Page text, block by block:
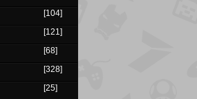
[104]
[121]
[68]
[328]
[25]